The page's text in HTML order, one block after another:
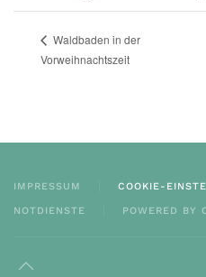
Waldbaden in der
Vorweihnachtszeit
IMPRESSUM COOKIE-
NOTDIENSTE POWERED BY